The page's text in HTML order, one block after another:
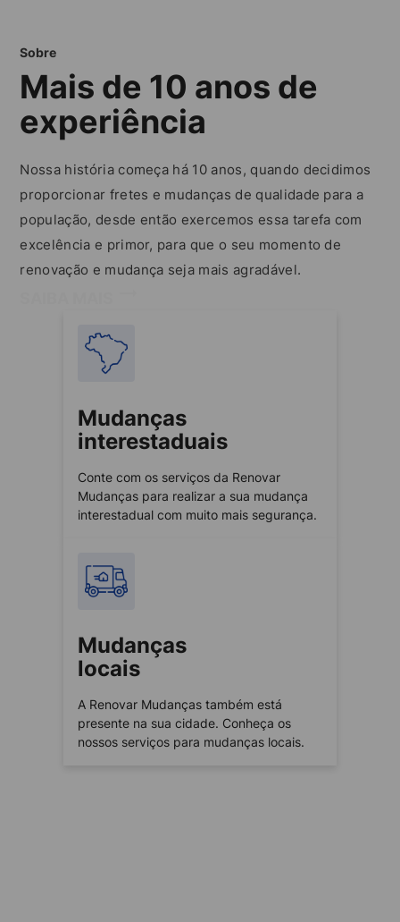
Sobre
Mais de 10 anos de
experiência
Nossa história começa há 10 anos, quando decidimos
proporcionar fretes e mudanças de qualidade para a
população, desde então exercemos essa tarefa com
excelência e primor, para que o seu momento de
renovação e mudança seja mais agradável.
Mudanças
interestaduais
Conte com os serviços da Renovar
Mudanças para realizar a sua mudança
interestadual com muito mais segurança.
Mudanças
locais
A Renovar Mudanças também está
presente na sua cidade. Conheça os
nossos serviços para mudanças locais.